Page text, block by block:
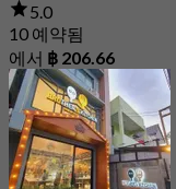
5.0
10 예약됨
에서 ฿ 206.66